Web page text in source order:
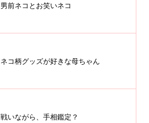
男前ネコとお笑いネコ
ネコ柄グッズが好きな母ちゃん
戦いながら、手相鑑定？